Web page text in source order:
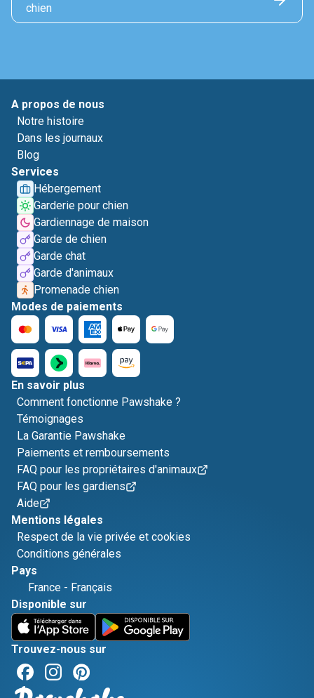
chien
A propos de nous
Notre histoire
Dans les journaux
Blog
Services
Hébergement
Garderie pour chien
Gardiennage de maison
Garde de chien
Garde chat
Garde d'animaux
Promenade chien
Modes de paiements
En savoir plus
Comment fonctionne Pawshake ?
Témoignages
La Garantie Pawshake
Paiements et remboursements
FAQ pour les propriétaires d'animaux
FAQ pour les gardiens
Aide
Mentions légales
Respect de la vie privée et cookies
Conditions générales
Pays
France - Français
Disponible sur
Trouvez-nous sur